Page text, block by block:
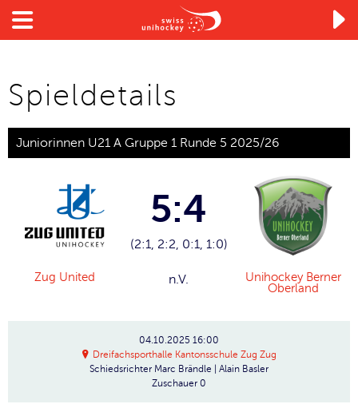

Spieldetails
Juniorinnen U21 A Gruppe 1 Runde 5 2025/26
Zug United
5:4
(2:1, 2:2, 0:1, 1:0)
n.V.
Unihockey Berner
Oberland
04.10.2025 16:00
Dreifachsporthalle Kantonsschule Zug Zug
Schiedsrichter Marc Brändle | Alain Basler
Zuschauer 0